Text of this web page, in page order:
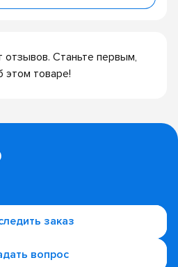
отзывов. Станьте первым,
этом товаре!
заказ
вопрос